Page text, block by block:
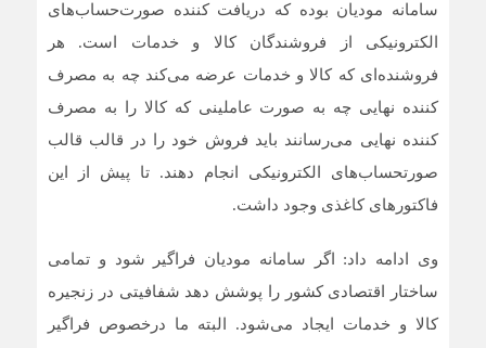
سامانه مودیان بوده که دریافت کننده صورت‌حساب‌های
الکترونیکی از فروشندگان کالا و خدمات است. هر
فروشنده‌ای که کالا و خدمات عرضه می‌کند چه به مصرف
کننده نهایی چه به صورت عاملینی که کالا را به مصرف
کننده نهایی می‌رسانند باید فروش خود را در قالب قالب
صورتحساب‌های الکترونیکی انجام دهند. تا پیش از این
فاکتورهای کاغذی وجود داشت.
وی ادامه داد: اگر سامانه مودیان فراگیر شود و تمامی
ساختار اقتصادی کشور را پوشش دهد شفافیتی در زنجیره
کالا و خدمات ایجاد می‌شود. البته ما درخصوص فراگیر